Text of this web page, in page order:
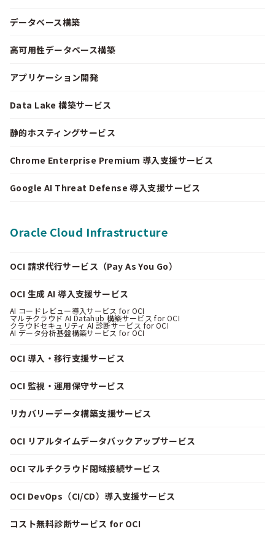
データベース構築
高可用性データベース構築
アプリケーション開発
Data Lake 構築サービス
静的ホスティングサービス
Chrome Enterprise Premium 導入支援サービス
Google AI Threat Defense 導入支援サービス
Oracle Cloud Infrastructure
OCI 請求代行サービス（Pay As You Go）
OCI 生成 AI 導入支援サービス
AI コードレビュー導入サービス for OCI
マルチクラウド AI Datahub 構築サービス for OCI
クラウドセキュリティ AI 診断サービス for OCI
AI データ分析基盤構築サービス for OCI
OCI 導入・移行支援サービス
OCI 監視・運用保守サービス
リカバリーデータ構築支援サービス
OCI リアルタイムデータバックアップサービス
OCI マルチクラウド閉域接続サービス
OCI DevOps（CI/CD）導入支援サービス
コスト無料診断サービス for OCI